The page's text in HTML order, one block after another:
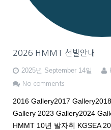
Apply for HMMT 2026
AMC 한국 응시 안내
2026 HMMT 선발안내
2025년 September 14일
No comments
2016 Gallery2017
Gallery 2023 Gallery2024
HMMT 10년 발자취 KGSEA